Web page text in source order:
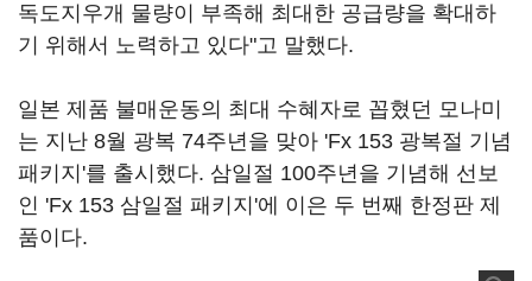
독도지우개 물량이 부족해 최대한 공급량을 확대하
기 위해서 노력하고 있다"고 말했다.
일본 제품 불매운동의 최대 수혜자로 꼽혔던 모나미
는 지난 8월 광복 74주년을 맞아 'Fx 153 광복절 기념
패키지'를 출시했다. 삼일절 100주년을 기념해 선보
인 'Fx 153 삼일절 패키지'에 이은 두 번째 한정판 제
품이다.